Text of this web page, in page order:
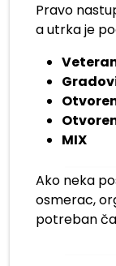
Pravo
a utrka je
MIX
Ako neka
osmerac,
potreban